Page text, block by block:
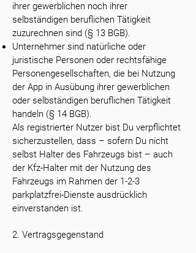
ihrer gewerblichen noch ihrer
selbständigen beruflichen Tätigkeit
zuzurechnen sind (§ 13 BGB).
Unternehmer sind natürliche oder
juristische Personen oder rechtsfähige
Personengesellschaften, die bei Nutzung
der App in Ausübung ihrer gewerblichen
oder selbständigen beruflichen Tätigkeit
handeln (§ 14 BGB).
Als registrierter Nutzer bist Du verpflichtet
sicherzustellen, dass – sofern Du nicht
selbst Halter des Fahrzeugs bist – auch
der Kfz-Halter mit der Nutzung des
Fahrzeugs im Rahmen der 1-2-3
parkplatzfrei-Dienste ausdrücklich
einverstanden ist.
2. Vertragsgegenstand